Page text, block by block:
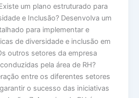
um plano estruturado para
e Inclusão? Desenvolva um
para implementar e
de diversidade e inclusão em
outros setores da empresa
pela área de RH?
entre os diferentes setores
o sucesso das iniciativas